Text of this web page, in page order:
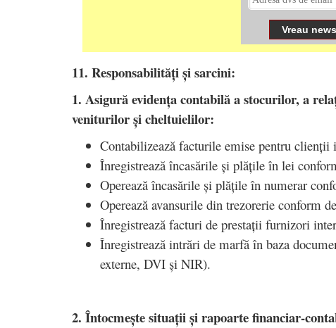
11. Responsabilități și sarcini:
1. Asigură evidența contabilă a stocurilor, a
veniturilor și cheltuielilor:
Contabilizează facturile emise pentru clienții
Înregistrează încasările și plățile în lei
Operează încasările și plățile în numerar
Operează avansurile din trezorerie conform
Înregistrează facturi de prestații furnizori
Înregistrează intrări de marfă în baza
externe, DVI și NIR).
2. Întocmește situații și rapoarte financiar-